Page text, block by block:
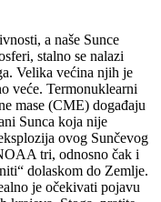
a naše Sunce
stalno se nalazi
Velika većina njih je
veće. Termonuklearni
mase (CME) događaju
Sunca koja nije
ovog Sunčevog
tri, odnosno čak i
dolaskom do Zemlje.
je očekivati pojavu